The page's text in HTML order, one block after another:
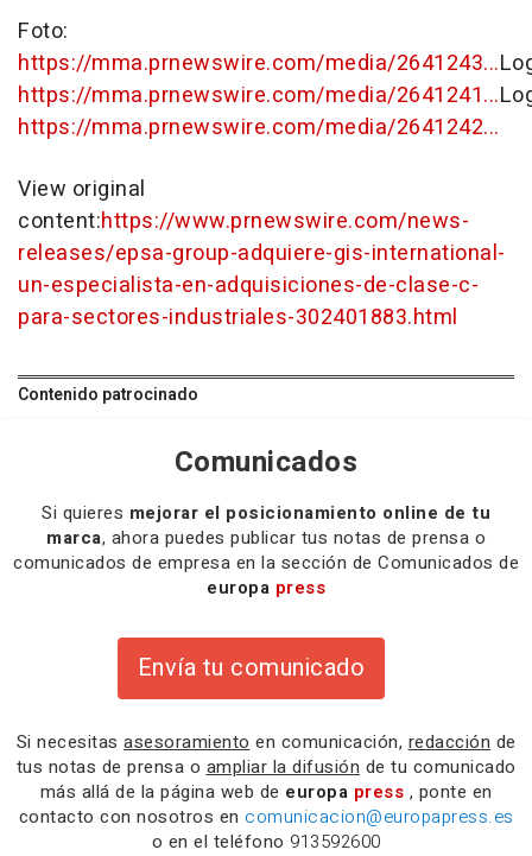
Foto:
https://mma.prnewswire.com/media/2641243...
https://mma.prnewswire.com/media/2641241...
https://mma.prnewswire.com/media/2641242...
View original
content:https://www.prnewswire.com/news-
releases/epsa-group-adquiere-gis-international-
un-especialista-en-adquisiciones-de-clase-c-
para-sectores-industriales-302401883.html
Contenido patrocinado
Comunicados
Si quieres mejorar el posicionamiento online de tu
marca, ahora puedes publicar tus notas de prensa o
comunicados de empresa en la sección de Comunicados de
europa press
Envía tu comunicado
Si necesitas asesoramiento en comunicación, redacción de
tus notas de prensa o ampliar la difusión de tu comunicado
más allá de la página web de europa press , ponte en
contacto con nosotros en comunicacion@europapress.es
o en el teléfono 913592600